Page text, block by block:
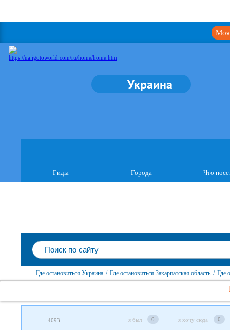
Моя
Украина
Гиды Города Что
Где остановиться Украина / Где остановиться Закарпатская область / Где
4093 я был 0 я хочу сюда 0